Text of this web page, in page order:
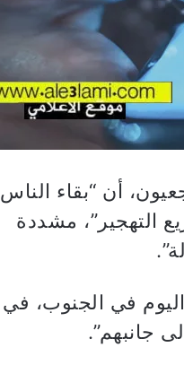
أن “بقاء الناس
التهجير”، مشددة
في الجنوب، في
جانبهم”.